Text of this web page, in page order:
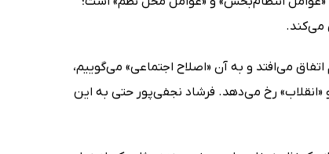
می‌کند.
می‌افتد و به آن «اصلاح اجتماعی» می‌گوییم،
رخ می‌دهد. فرشاد نجفی‌پور حتی به این